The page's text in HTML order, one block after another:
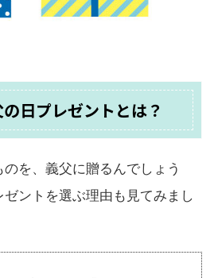
日プレゼントとは？
を、義父に贈るんでしょう
ントを選ぶ理由も見てみまし